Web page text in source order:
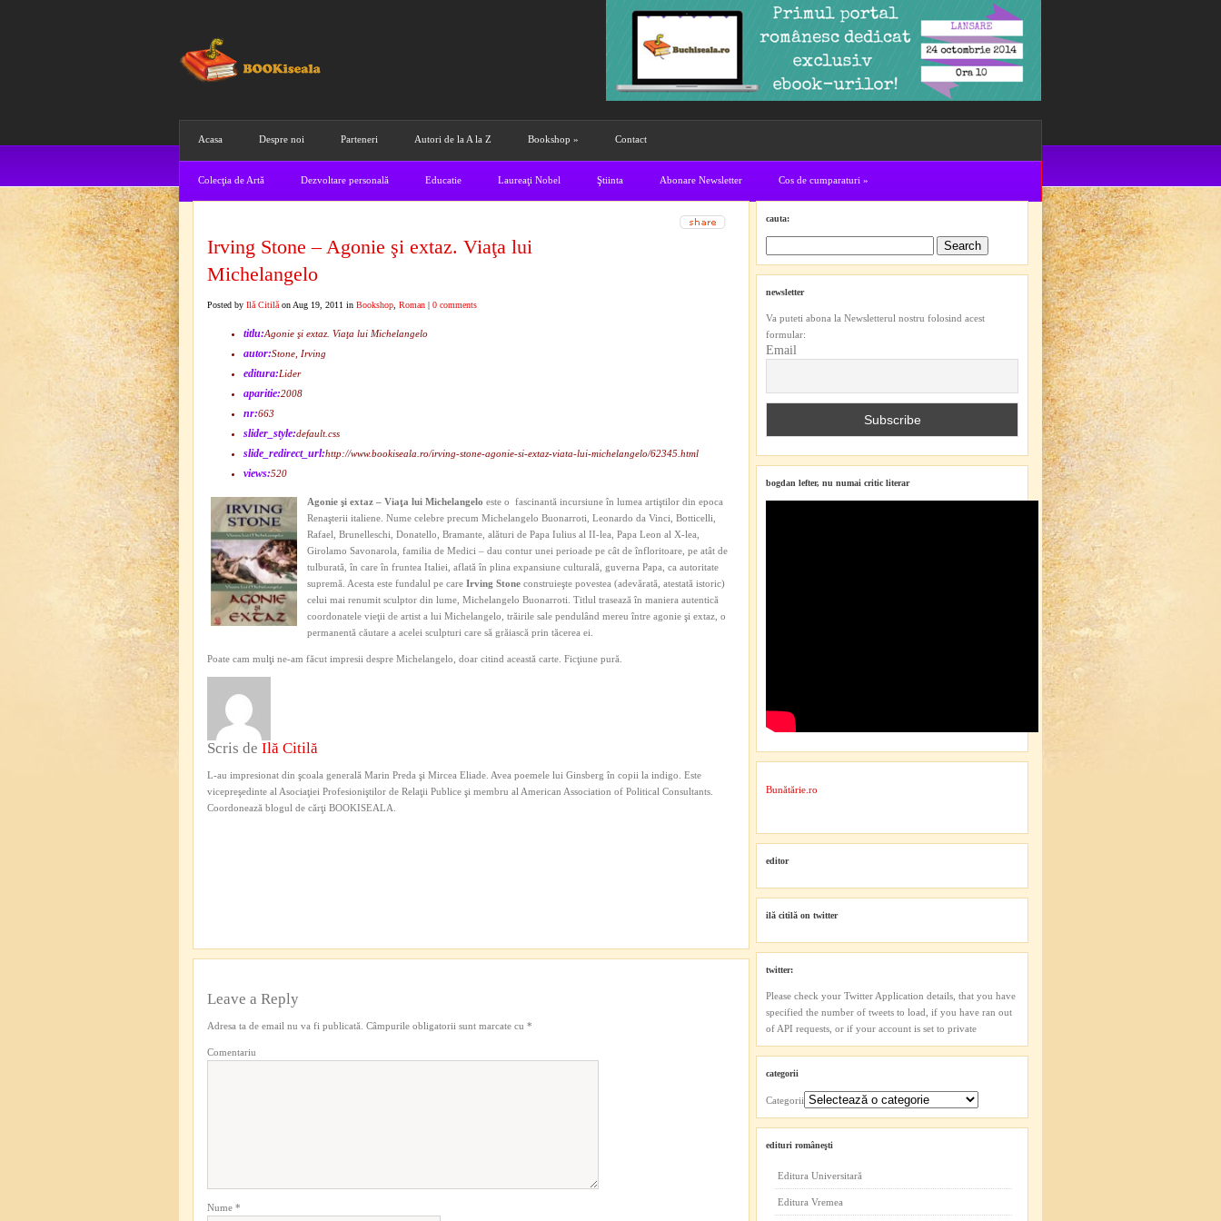
Acasa Despre noi Parteneri Autori de la A la Z Bookshop » Contact
Colecţia de Artă Dezvoltare personală Educatie Laureaţi Nobel Ştiinta Abonare Newsletter Cos de cumparaturi »
Irving Stone – Agonie şi extaz. Viaţa lui
Michelangelo
Posted by Ilă Citilă on Aug 19, 2011 in Bookshop Roman | 0 comments
titlu:Agonie şi extaz. Viaţa lui Michelangelo
autor:Stone, Irving
editura:Lider
aparitie:2008
nr:663
slider_style:default.css
slide_redirect_url:http://www.bookiseala.ro/irving-stone-agonie-si-extaz-viata-lui-michelangelo/62345.html
views:520
Agonie şi extaz – Viaţa lui Michelangelo este o fascinantă incursiune în lumea artiştilor din epoca
Renaşterii italiene. Nume celebre precum Michelangelo Buonarroti, Leonardo da Vinci, Botticelli,
Rafael, Brunelleschi, Donatello, Bramante, alături de Papa Iulius al II-lea, Papa Leon al X-lea,
Girolamo Savonarola, familia de Medici – dau contur unei perioade pe cât de înfloritoare, pe atât de
tulburată, în care în fruntea Italiei, aflată în plina expansiune culturală, guverna Papa, ca autoritate
supremă. Acesta este fundalul pe care Irving Stone construieşte povestea (adevărată, atestată istoric)
celui mai renumit sculptor din lume, Michelangelo Buonarroti. Titlul trasează în maniera autentică
coordonatele vieţii de artist a lui Michelangelo, trăirile sale pendulând mereu între agonie şi extaz, o
permanentă căutare a acelei sculpturi care să grăiască prin tăcerea ei.
Poate cam mulţi ne-am făcut impresii despre Michelangelo, doar citind această carte. Ficţiune pură.
Scris de Ilă Citilă
L-au impresionat din şcoala generală Marin Preda şi Mircea Eliade. Avea poemele lui Ginsberg în copii la indigo. Este
vicepreşedinte al Asociaţiei Profesioniştilor de Relaţii Publice şi membru al American Association of Political Consultants.
Coordonează blogul de cărţi BOOKISEALA.
Leave a Reply
Adresa ta de email nu va fi publicată. Câmpurile obligatorii sunt marcate cu *
Comentariu
Nume *
cauta:
newsletter
Va puteti abona la Newsletterul nostru folosind acest
formular:
Email
bogdan lefter, nu numai critic literar
Bunătărie.ro
editor
ilă citilă on twitter
twitter:
Please check your Twitter Application details, that you have
specified the number of tweets to load, if you have ran out
of API requests, or if your account is set to private
categorii
Categorii
edituri româneşti
Editura Universitară
Editura Vremea